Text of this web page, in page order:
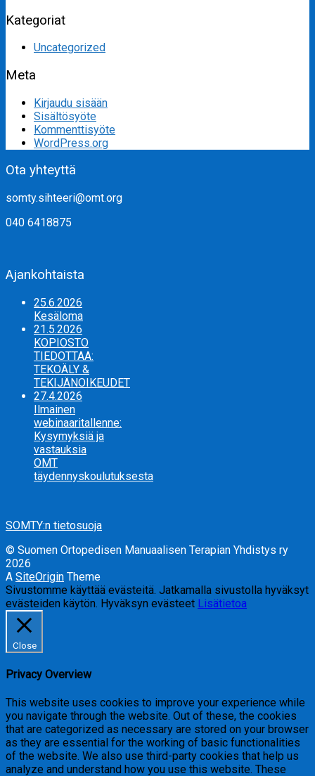
Kategoriat
Uncategorized
Meta
Kirjaudu sisään
Sisältösyöte
Kommenttisyöte
WordPress.org
Ota yhteyttä
somty.sihteeri@omt.org
040 6418875
Ajankohtaista
25.6.2026
Kesäloma
21.5.2026
KOPIOSTO
TIEDOTTAA:
TEKOÄLY &
TEKIJÄNOIKEUDET
27.4.2026
Ilmainen
webinaaritallenne:
Kysymyksiä ja
vastauksia
OMT
täydennyskoulutuksesta
SOMTY:n tietosuoja
© Suomen Ortopedisen Manuaalisen Terapian Yhdistys ry
2026
A SiteOrigin Theme
Sivustomme käyttää evästeitä. Jatkamalla sivustolla hyväksyt
evästeiden käytön. Hyväksyn evästeet Lisätietoa
Close
Privacy Overview
This website uses cookies to improve your experience while
you navigate through the website. Out of these, the cookies
that are categorized as necessary are stored on your browser
as they are essential for the working of basic functionalities
of the website. We also use third-party cookies that help us
analyze and understand how you use this website. These